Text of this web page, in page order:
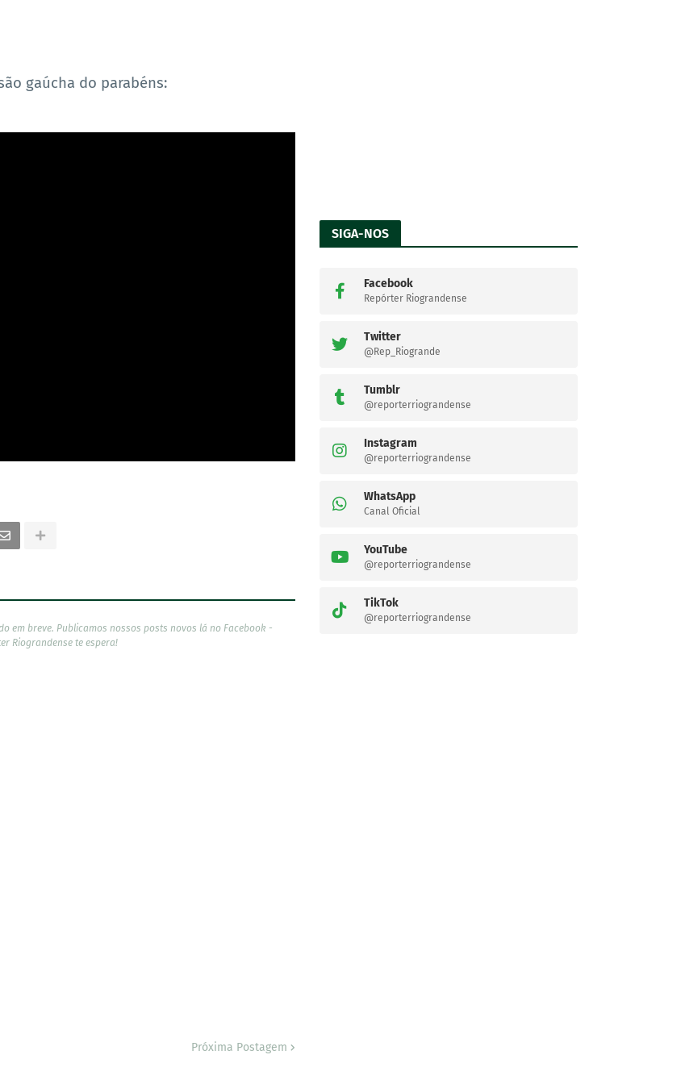
gaúcha do parabéns:
em breve. Publicamos nossos posts novos lá no Facebook -
Riograndense te espera!
Próxima Postagem
SIGA-NOS
Facebook
Repórter Riograndense
Twitter
@Rep_Riogrande
Tumblr
@reporterriograndense
Instagram
@reporterriograndense
WhatsApp
Canal Oficial
YouTube
@reporterriograndense
TikTok
@reporterriograndense